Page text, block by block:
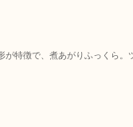
特徴で、煮あがりふっくら。